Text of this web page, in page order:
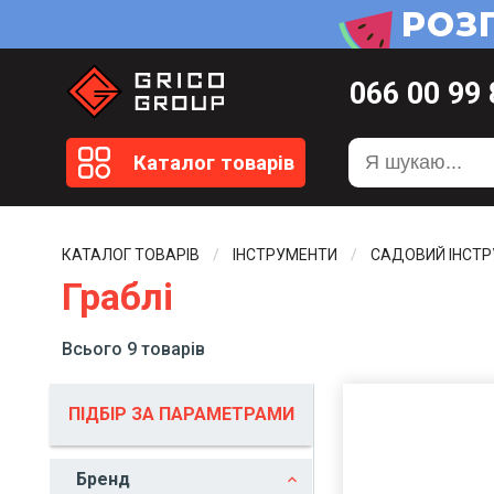
Каталог товарів
066 00 99
099 20 51
099 20 59
КАТАЛОГ ТОВАРІВ ІНСТРУМЕНТИ САДОВИЙ
Граблі
Всього 9 товарів
ПІДБІР ЗА ПАРАМЕТРАМИ
Бренд